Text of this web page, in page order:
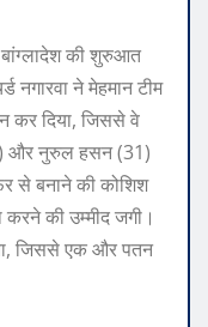
बांग्लादेश की शुरुआत
नगारवा ने मेहमान टीम
कर दिया, जिससे वे
और नुरुल हसन (31)
से बनाने की कोशिश
करने की उम्मीद जगी।
जिससे एक और पतन